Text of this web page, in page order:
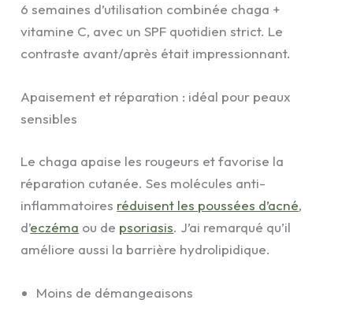
6 semaines d’utilisation combinée chaga +
vitamine C, avec un SPF quotidien strict. Le
contraste avant/après était impressionnant.
Apaisement et réparation : idéal pour peaux
sensibles
Le chaga apaise les rougeurs et favorise la
réparation cutanée. Ses molécules anti-
inflammatoires réduisent les poussées d’acné,
d’eczéma ou de psoriasis. J’ai remarqué qu’il
améliore aussi la barrière hydrolipidique.
Moins de démangeaisons